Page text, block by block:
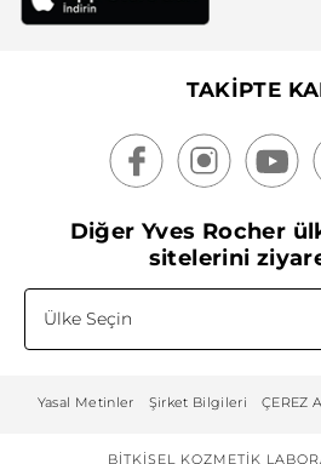
TAKİPTE
Diğer Yves Rocher
sitelerini
Ülke Seçin
Yasal Metinler Şirket Bilgileri ÇEREZ
BITKISEL KOZMETIK